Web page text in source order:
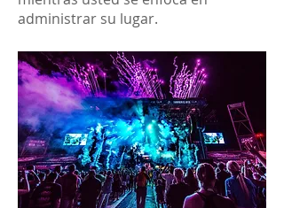
administrar su lugar.